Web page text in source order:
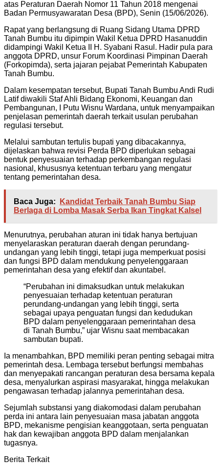
atas Peraturan Daerah Nomor 11 Tahun 2018 mengenai
Badan Permusyawaratan Desa (BPD), Senin (15/06/2026).
Rapat yang berlangsung di Ruang Sidang Utama DPRD
Tanah Bumbu itu dipimpin Wakil Ketua DPRD Hasanuddin
didampingi Wakil Ketua II H. Syabani Rasul. Hadir pula para
anggota DPRD, unsur Forum Koordinasi Pimpinan Daerah
(Forkopimda), serta jajaran pejabat Pemerintah Kabupaten
Tanah Bumbu.
Dalam kesempatan tersebut, Bupati Tanah Bumbu Andi Rudi
Latif diwakili Staf Ahli Bidang Ekonomi, Keuangan dan
Pembangunan, I Putu Wisnu Wardana, untuk menyampaikan
penjelasan pemerintah daerah terkait usulan perubahan
regulasi tersebut.
Melalui sambutan tertulis bupati yang dibacakannya,
dijelaskan bahwa revisi Perda BPD diperlukan sebagai
bentuk penyesuaian terhadap perkembangan regulasi
nasional, khususnya ketentuan terbaru yang mengatur
tentang pemerintahan desa.
Baca Juga:
Kandidat Terbaik Tanah Bumbu Siap
Berlaga di Lomba Masak Serba Ikan Tingkat Kalsel
Menurutnya, perubahan aturan ini tidak hanya bertujuan
menyelaraskan peraturan daerah dengan perundang-
undangan yang lebih tinggi, tetapi juga memperkuat posisi
dan fungsi BPD dalam mendukung penyelenggaraan
pemerintahan desa yang efektif dan akuntabel.
“Perubahan ini dimaksudkan untuk melakukan
penyesuaian terhadap ketentuan peraturan
perundang-undangan yang lebih tinggi, serta
sebagai upaya penguatan fungsi dan kedudukan
BPD dalam penyelenggaraan pemerintahan desa
di Tanah Bumbu,” ujar Wisnu saat membacakan
sambutan bupati.
Ia menambahkan, BPD memiliki peran penting sebagai mitra
pemerintah desa. Lembaga tersebut berfungsi membahas
dan menyepakati rancangan peraturan desa bersama kepala
desa, menyalurkan aspirasi masyarakat, hingga melakukan
pengawasan terhadap jalannya pemerintahan desa.
Sejumlah substansi yang diakomodasi dalam perubahan
perda ini antara lain penyesuaian masa jabatan anggota
BPD, mekanisme pengisian keanggotaan, serta penguatan
hak dan kewajiban anggota BPD dalam menjalankan
tugasnya.
Berita Terkait